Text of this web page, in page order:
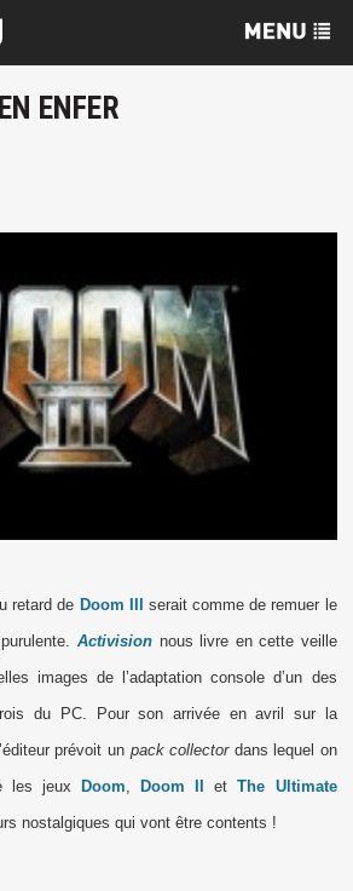
ENFER
retard de Doom III
serait comme de remuer le
Activision nous livre en cette veille
images de l’adaptation console d’un des
rois du PC. Pour son arrivée en avril sur la
prévoit un pack collectordans lequel on
les jeux
Doom Doom II etThe Ultimate
nostalgiques qui vont être contents !